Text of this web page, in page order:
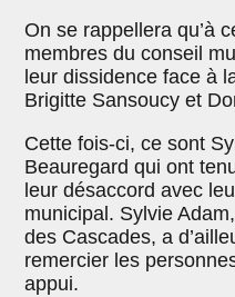
On se rappellera qu’à
membres du conseil
leur dissidence face à
Brigitte Sansoucy et
Cette fois-ci, ce sont
Beauregard qui ont
leur désaccord avec
municipal. Sylvie
des Cascades, a
remercier les
appui.